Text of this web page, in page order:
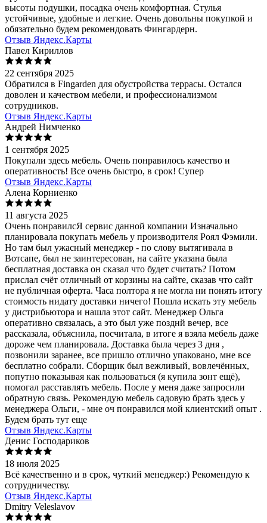
высоты подушки, посадка очень комфортная. Стулья
устойчивые, удобные и легкие. Очень довольны покупкой и
обязательно будем рекомендовать Фингардерн.
Отзыв Яндекс.Карты
Павел Кириллов
22 сентября 2025
Обратился в Fingarden для обустройства террасы. Остался
доволен и качеством мебели, и профессионализмом
сотрудников.
Отзыв Яндекс.Карты
Андрей Нимченко
1 сентября 2025
Покупали здесь мебель. Очень понравилось качество и
оперативность! Все очень быстро, в срок! Супер
Отзыв Яндекс.Карты
Алена Корниенко
11 августа 2025
Очень понравилсЯ сервис данной компании Изначально
планировала покупать мебель у производителя Роял Фэмили.
Но там был ужасный менеджер - по слову вытягивала в
Вотсапе, был не заинтересован, на сайте указана была
бесплатная доставка он сказал что будет считать? Потом
прислал счёт отличный от корзины на сайте, сказав что сайт
не публичная оферта. Часа полтора я не могла ни понять итогу
стоимость нидату доставки ничего! Пошла искать эту мебель
у дистрибьютора и нашла этот сайт. Менеджер Ольга
оперативно связалась, а это был уже позднй вечер, все
рассказала, объяснила, посчитала, в итоге я взяла мебель даже
дороже чем планировала. Доставка была через 3 дня ,
позвонили заранее, все пришло отлично упаковано, мне все
бесплатно собрали. Сборщик был вежливый, вовлечённых,
попутно показывая как пользоваться (я купила зонт ещё),
помогал расставлять мебель. После у меня даже запросили
обратную связь. Рекомендую мебель садовую брать здесь у
менеджера Ольги, - мне оч понравился мой клиентский опыт .
Будем брать тут еще
Отзыв Яндекс.Карты
Денис Господариков
18 июля 2025
Всё качественно и в срок, чуткий менеджер:) Рекомендую к
сотрудничеству.
Отзыв Яндекс.Карты
Dmitry Veleslavov